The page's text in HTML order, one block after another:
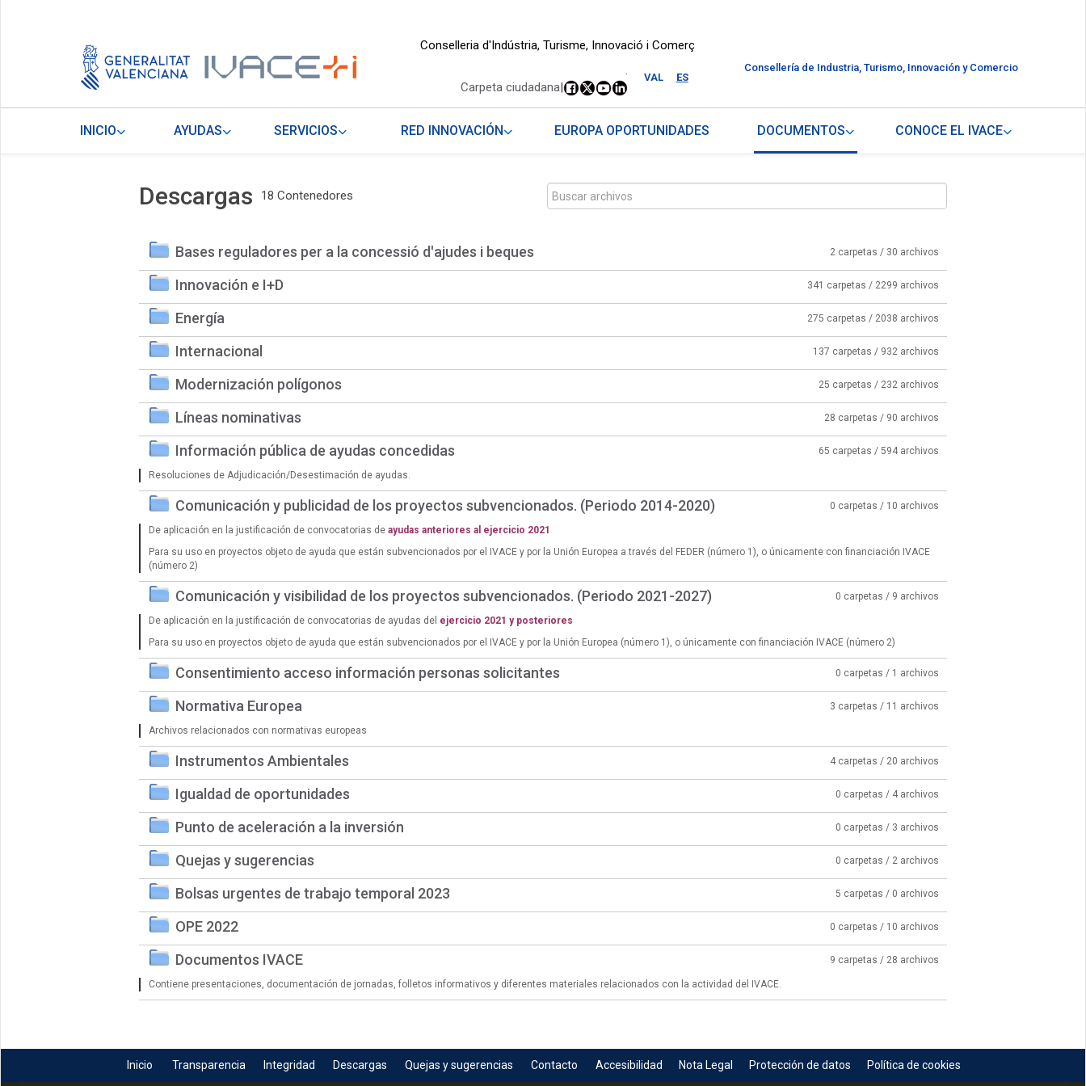
Conselleria d'Indústria, Turisme, Innovació i Comerç
VAL ES
.
Carpeta ciudadana|
Consellería de Industria, Turismo, Innovación y Comercio
INICIO AYUDAS SERVICIOS RED INNOVACIÓN EUROPA OPORTUNIDADES DOCUMENTOS CONOCE EL IVACE
Descargas 18 Contenedores
Bases reguladores per a la concessió d'ajudes i beques 2 carpetas / 30 archivos
Innovación e I+D 341 carpetas / 2299 archivos
Energía 275 carpetas / 2038 archivos
Internacional 137 carpetas / 932 archivos
Modernización polígonos 25 carpetas / 232 archivos
Líneas nominativas 28 carpetas / 90 archivos
Información pública de ayudas concedidas 65 carpetas / 594 archivos
Resoluciones de Adjudicación/Desestimación de ayudas.
Comunicación y publicidad de los proyectos subvencionados. (Periodo 2014-2020) 0 carpetas / 10 archivos
De aplicación en la justificación de convocatorias de ayudas anteriores al ejercicio 2021
Para su uso en proyectos objeto de ayuda que están subvencionados por el IVACE y por la Unión Europea a través del FEDER (número 1), o únicamente con financiación IVACE
(número 2)
Comunicación y visibilidad de los proyectos subvencionados. (Periodo 2021-2027) 0 carpetas / 9 archivos
De aplicación en la justificación de convocatorias de ayudas del ejercicio 2021 y posteriores
Para su uso en proyectos objeto de ayuda que están subvencionados por el IVACE y por la Unión Europea (número 1), o únicamente con financiación IVACE (número 2)
Consentimiento acceso información personas solicitantes 0 carpetas / 1 archivos
Normativa Europea 3 carpetas / 11 archivos
Archivos relacionados con normativas europeas
Instrumentos Ambientales 4 carpetas / 20 archivos
Igualdad de oportunidades 0 carpetas / 4 archivos
Punto de aceleración a la inversión 0 carpetas / 3 archivos
Quejas y sugerencias 0 carpetas / 2 archivos
Bolsas urgentes de trabajo temporal 2023 5 carpetas / 0 archivos
OPE 2022 0 carpetas / 10 archivos
Documentos IVACE 9 carpetas / 28 archivos
Contiene presentaciones, documentación de jornadas, folletos informativos y diferentes materiales relacionados con la actividad del IVACE.
Inicio Transparencia Integridad Descargas Quejas y sugerencias Contacto Accesibilidad Nota Legal Protección de datos Política de cookies